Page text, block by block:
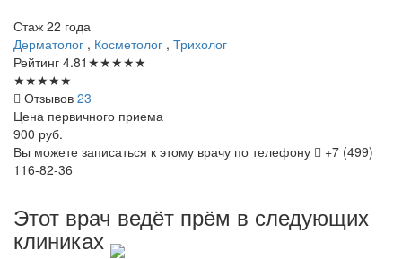
Стаж 22 года
Дерматолог , Косметолог , Трихолог
Рейтинг 4.81 ★★★★★
★★★★★
Отзывов 23
Цена первичного приема
900 руб.
Вы можете записаться к этому врачу по телефону
+7 (499)
116-82-36
Этот врач ведёт прём в следующих
клиниках